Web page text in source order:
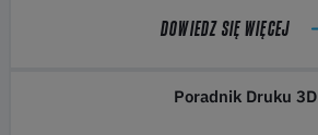
DOWIEDZ SIĘ WIĘCEJ
Poradnik Druku 3D